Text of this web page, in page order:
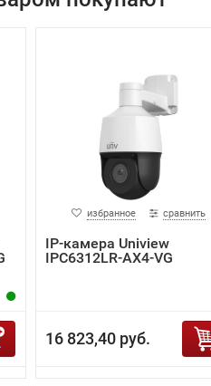
избранное сравнить
IP-камера Uniview
IPC6312LR-AX4-VG
16 823,40 руб.